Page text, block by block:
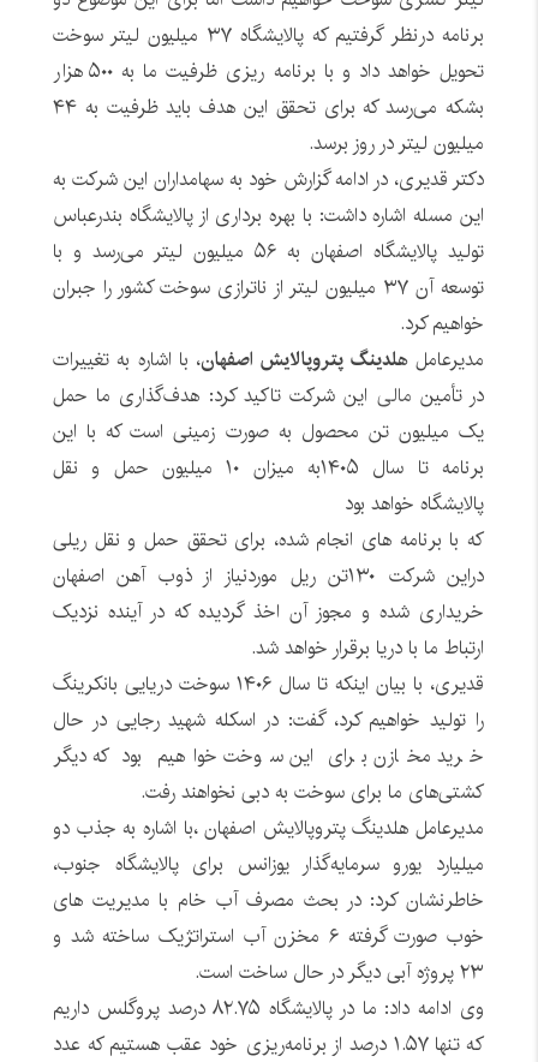
برنامه درنظر گرفتیم که پالایشگاه ٣٧ میلیون لیتر سوخت
تحویل خواهد داد و با برنامه ریزی ظرفیت ما به ۵٠٠ هزار
بشکه می‌رسد که برای تحقق این هدف باید ظرفیت به ۴۴
میلیون لیتر در روز برسد.
دکتر قدیری، در ادامه گزارش خود به سهامداران این شرکت به
این مسله اشاره داشت: با بهره ‌برداری از پالایشگاه بندرعباس
تولید پالایشگاه اصفهان به ۵۶ میلیون لیتر می‌رسد و با
توسعه آن ٣٧ میلیون لیتر از ناترازی سوخت کشور را جبران
خواهیم کرد.
مدیرعاملهلدینگ پتروپالایش اصفهان، با اشاره به تغییرات
در تأمین مالی این شرکت تاکید کرد: هدف‌گذاری ما حمل
یک میلیون تن محصول به صورت زمینی است که با این
برنامه تا سال ۱۴۰۵به میزان ١٠ میلیون حمل و نقل
پالایشگاه خواهد بود
که با برنامه های انجام شده، برای تحقق حمل و نقل ریلی
دراین شرکت ۱۳۰تن ریل موردنیاز از ذوب آهن اصفهان
خریداری شده و مجوز آن اخذ گردیده که در آینده نزدیک
ارتباط ما با دریا برقرار خواهد شد.
قدیری، با بیان اینکه تا سال ١۴٠۶ سوخت دریایی بانکرینگ
را تولید خواهیم کرد، گفت: در اسکله شهید رجایی در حال
خرید مخازن برای این سوخت خواهیم بود که دیگر
کشتی‌های ما برای سوخت به دبی نخواهند رفت.
مدیرعامل هلدینگ پتروپالایش اصفهان ،با اشاره به جذب دو
میلیارد یورو سرمایه‌گذار یوزانس برای پالایشگاه جنوب،
خاطرنشان کرد: در بحث مصرف آب خام با مدیریت های
خوب صورت گرفته ۶ مخزن آب استراتژیک ساخته شد و
٢٣ پروژه آبی دیگر در حال ساخت است.
وی ادامه داد: ما در پالایشگاه ٨٢.٧۵ درصد پروگلس داریم
که تنها ١.۵٧ درصد از برنامه‌ریزی خود عقب هستیم که عدد